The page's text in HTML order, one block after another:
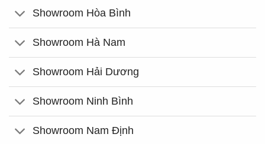
Showroom Hòa Bình
Showroom Hà Nam
Showroom Hải Dương
Showroom Ninh Bình
Showroom Nam Định